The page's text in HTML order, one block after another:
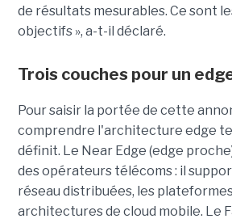
de résultats mesurables. Ce sont
objectifs », a-t-il déclaré.
Trois couches pour un
Pour saisir la portée de cette
comprendre l'architecture edge
définit. Le Near Edge (edge
des opérateurs télécoms : il
réseau distribuées, les
architectures de cloud mobile. Le